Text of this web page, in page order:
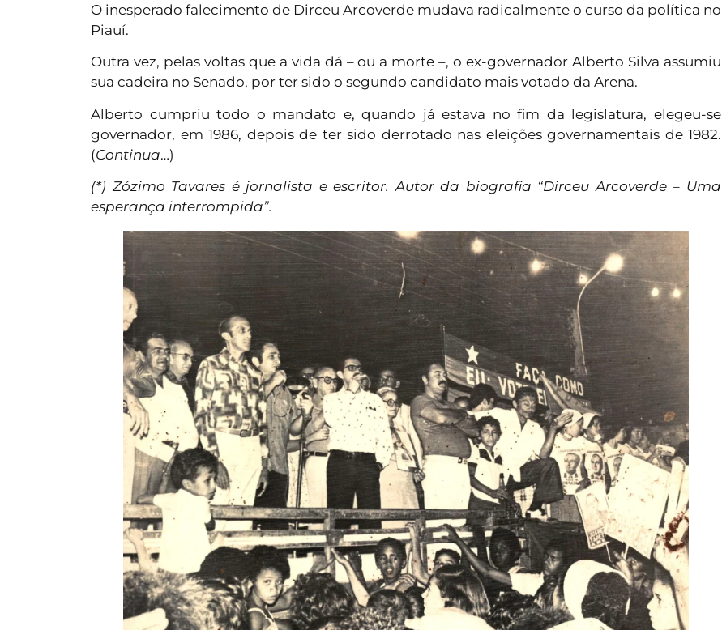
O inesperado falecimento de Dirceu Arcoverde mudava radicalmente o curso da política no
Piauí.
Outra vez, pelas voltas que a vida dá – ou a morte –, o ex-governador Alberto Silva assumiu
sua cadeira no Senado, por ter sido o segundo candidato mais votado da Arena.
Alberto cumpriu todo o mandato e, quando já estava no fim da legislatura, elegeu-se
governador, em 1986, depois de ter sido derrotado nas eleições governamentais de 1982.
(Continua…)
(*) Zózimo Tavares é jornalista e escritor. Autor da biografia “Dirceu Arcoverde – Uma
esperança interrompida”.